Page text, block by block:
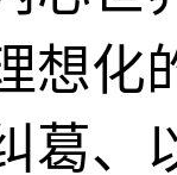
想化
葛、